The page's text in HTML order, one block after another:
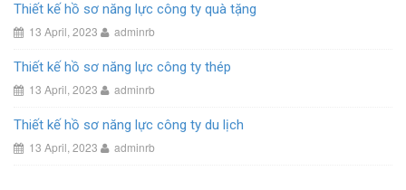
Thiết kế hồ sơ năng lực công ty quà tặng
13 April, 2023 adminrb
Thiết kế hồ sơ năng lực công ty thép
13 April, 2023 adminrb
Thiết kế hồ sơ năng lực công ty du lịch
13 April, 2023 adminrb